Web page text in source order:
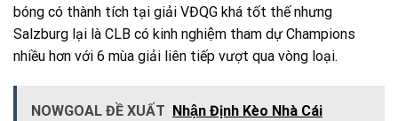
bóng có thành tích tại giải VĐQG khá tốt thế nhưng
Salzburg lại là CLB có kinh nghiệm tham dự Champions
nhiều hơn với 6 mùa giải liên tiếp vượt qua vòng loại.
NOWGOAL ĐỀ XUẤT Nhận Định Kèo Nhà Cái